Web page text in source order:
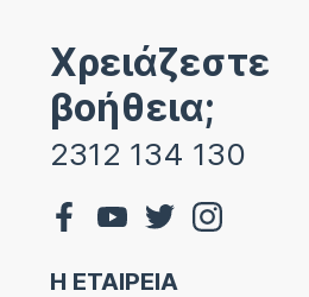
Χρειάζεστε
βοήθεια;
2312 134 130
Η ΕΤΑΙΡΕΙΑ